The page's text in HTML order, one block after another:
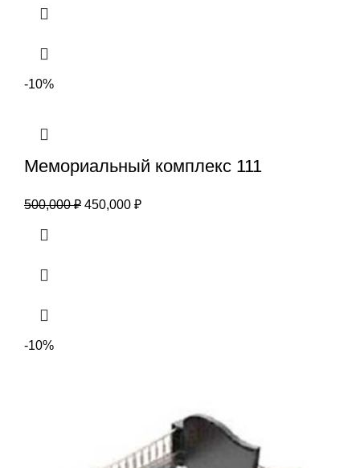
-10%
Мемориальный комплекс 111
500,000₽ 450,000 ₽
-10%